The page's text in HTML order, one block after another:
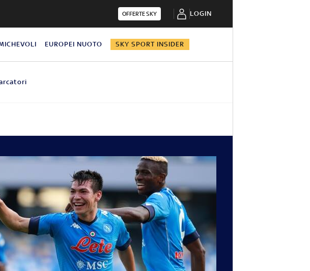
OFFERTE SKY LOGIN
EUROPEI NUOTO SKY SPORT INSIDER